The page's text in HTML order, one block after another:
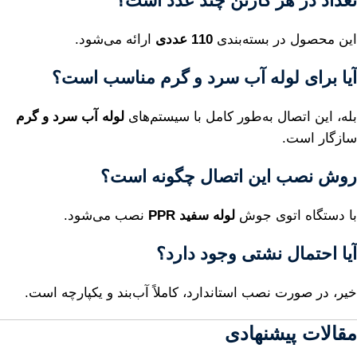
این محصول در بسته‌بندی 110 عددی ارائه می‌شود.
آیا برای لوله آب سرد و گرم مناسب است؟
بله، این اتصال به‌طور کامل با سیستم‌های لوله آب سرد و گرم
سازگار است.
روش نصب این اتصال چگونه است؟
با دستگاه اتوی جوش لوله سفید PPR نصب می‌شود.
آیا احتمال نشتی وجود دارد؟
خیر، در صورت نصب استاندارد، کاملاً آب‌بند و یکپارچه است.
مقالات پیشنهادی